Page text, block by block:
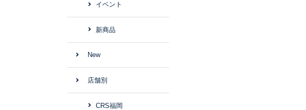
イベント
新商品
New
店舗別
CRS福岡